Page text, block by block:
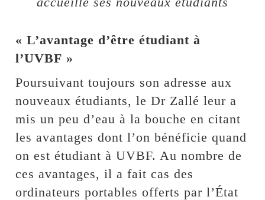
« L’avantage d’être étudiant à
l’UVBF »
Poursuivant toujours son adresse aux
nouveaux étudiants, le Dr Zallé leur a
mis un peu d’eau à la bouche en citant
les avantages dont l’on bénéficie quand
on est étudiant à UVBF. Au nombre de
ces avantages, il a fait cas des
ordinateurs portables offerts par l’État